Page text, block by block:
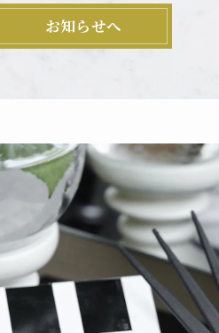
お知らせへ